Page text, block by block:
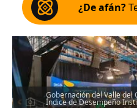
¿De afán?
Gobernación del Valle del
Índice de Desempeño